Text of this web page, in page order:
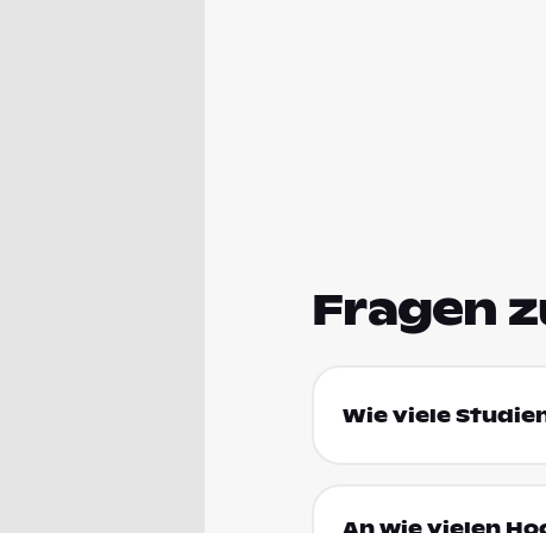
Fragen
Wie viele